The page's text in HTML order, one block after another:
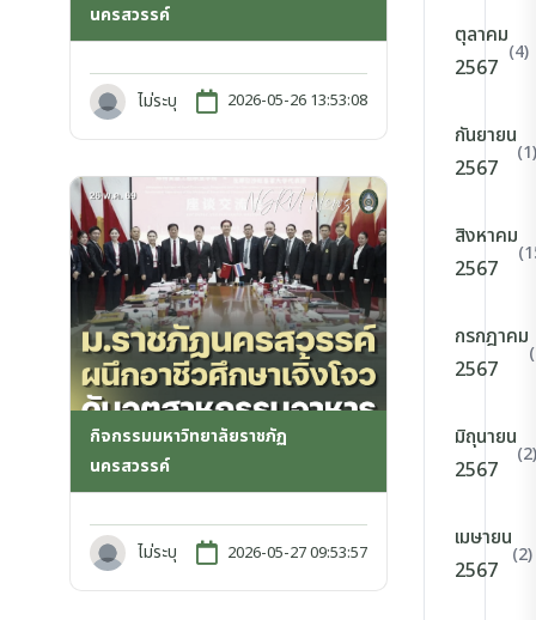
นครสวรรค์
ไม่ระบุ 2026-05-26 13:53:08
กิจกรรมมหาวิทยาลัยราชภัฏ
นครสวรรค์
ไม่ระบุ 2026-05-27 09:53:57
ตุลาคม
2567
(4)
กันยายน
2567
(1)
สิงหาคม
2567
กรกฎาคม
2567
มิถุนายน
2567
(2)
เมษายน
2567
(2)